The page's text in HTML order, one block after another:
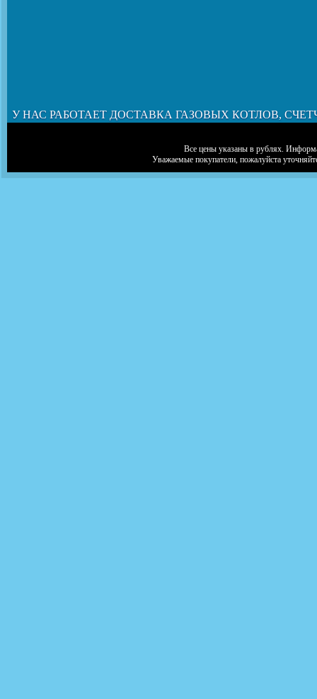
У НАС РАБОТАЕТ ДОСТАВКА ГАЗОВЫХ КОТЛОВ,
Все цены указаны в рублях.
Уважаемые покупатели, пожалуйста